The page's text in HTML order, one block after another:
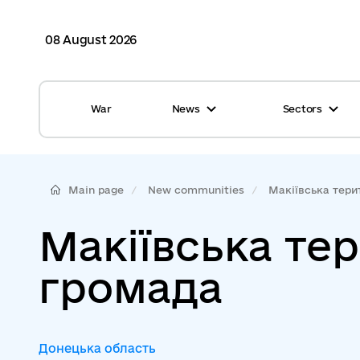
08 August 2026
War News
Glossary
Calendar
Photo
Tag Cloud
Sectors
Healthcare
ASC
Waste management
Main page New communities Макіївська
Макіївська
громада
Донецька область